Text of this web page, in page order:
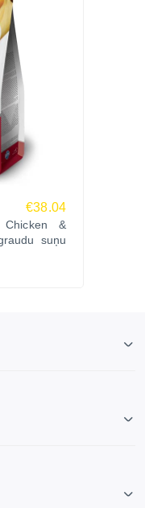
€38.04
Chicken &
suņu